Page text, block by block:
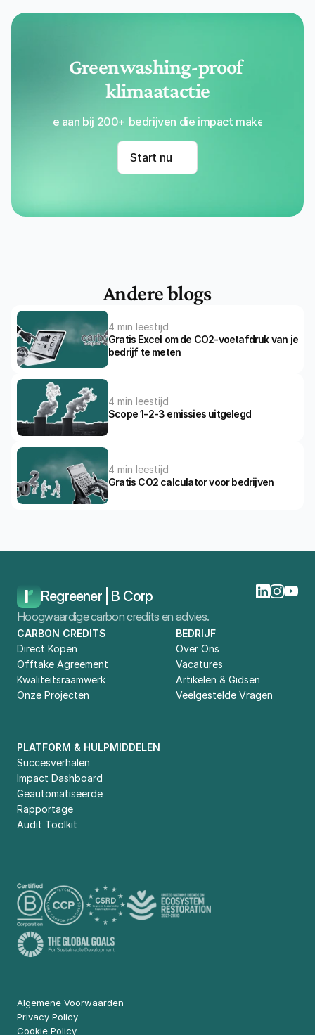
Greenwashing-proof
klimaatactie
Sluit je aan bij 200+ bedrijven die impact maken met
Start nu
Andere blogs
4 min leestijd
Gratis Excel om de CO2-voetafdruk van je
bedrijf te meten
4 min leestijd
Scope 1-2-3 emissies uitgelegd
4 min leestijd
Gratis CO2 calculator voor bedrijven
Regreener | B Corp
Hoogwaardige carbon credits en advies.
CARBON CREDITS
Direct Kopen
Offtake Agreement
Kwaliteitsraamwerk
Onze Projecten
PLATFORM & HULPMIDDELEN
Succesverhalen
Impact Dashboard
Geautomatiseerde
Rapportage
Audit Toolkit
BEDRIJF
Over Ons
Vacatures
Artikelen & Gidsen
Veelgestelde Vragen
Algemene Voorwaarden
Privacy Policy
Cookie Policy